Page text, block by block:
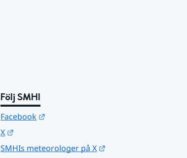
Följ SMHI
Facebook
X
SMHIs meteorologer på X